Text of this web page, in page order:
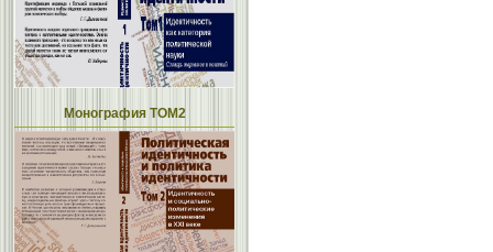
Монография ТОМ2